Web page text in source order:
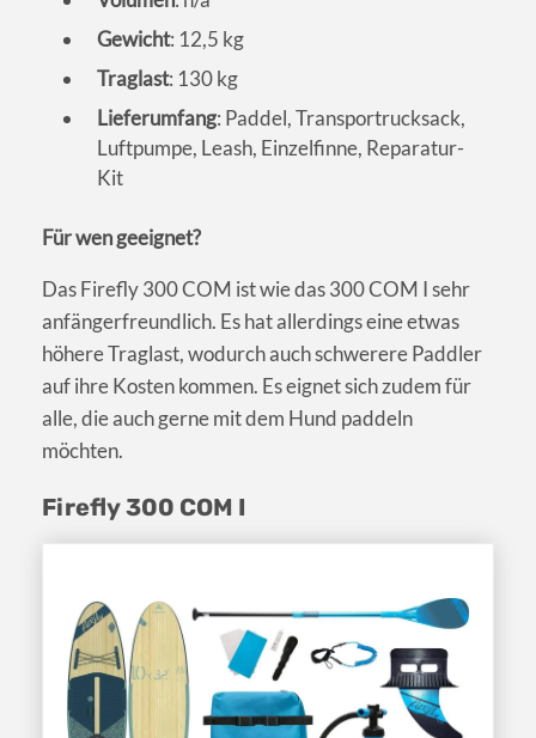
Gewicht: 12,5 kg
Traglast: 130 kg
Lieferumfang: Paddel, Transportrucksack,
Luftpumpe, Leash, Einzelfinne, Reparatur-
Kit
Für wen geeignet?
Das Firefly 300 COM ist wie das 300 COM I sehr
anfängerfreundlich. Es hat allerdings eine etwas
höhere Traglast, wodurch auch schwerere Paddler
auf ihre Kosten kommen. Es eignet sich zudem für
alle, die auch gerne mit dem Hund paddeln
möchten.
Firefly 300 COM I